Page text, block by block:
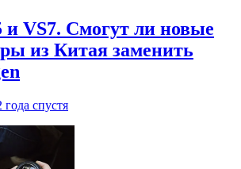
и VS7. Смогут ли новые
из Китая заменить
года спустя